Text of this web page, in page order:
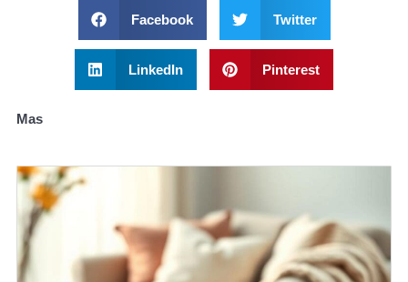
Facebook Twitter
LinkedIn Pinterest
Mas